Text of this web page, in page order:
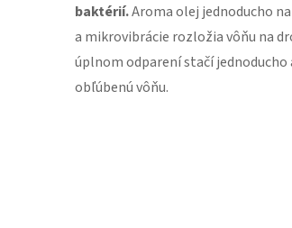
baktérií.Aroma olej jednoducho
a mikrovibrácie rozložia vôňu na
úplnom odparení stačí
obľúbenú vôňu.